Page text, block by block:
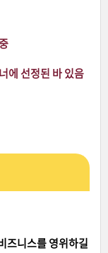
에 선정된 바 있음
즈니스를 영위하길